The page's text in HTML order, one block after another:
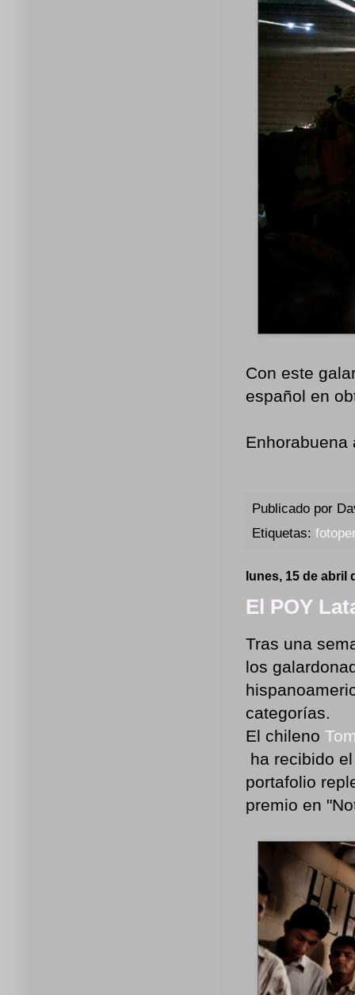
Con este
español en
Enhorabuena
Publicado por
Etiquetas:
lunes, 15 de abril
El POY
Tras una
los
categorías.
El chileno
ha recibido
portafolio
premio en